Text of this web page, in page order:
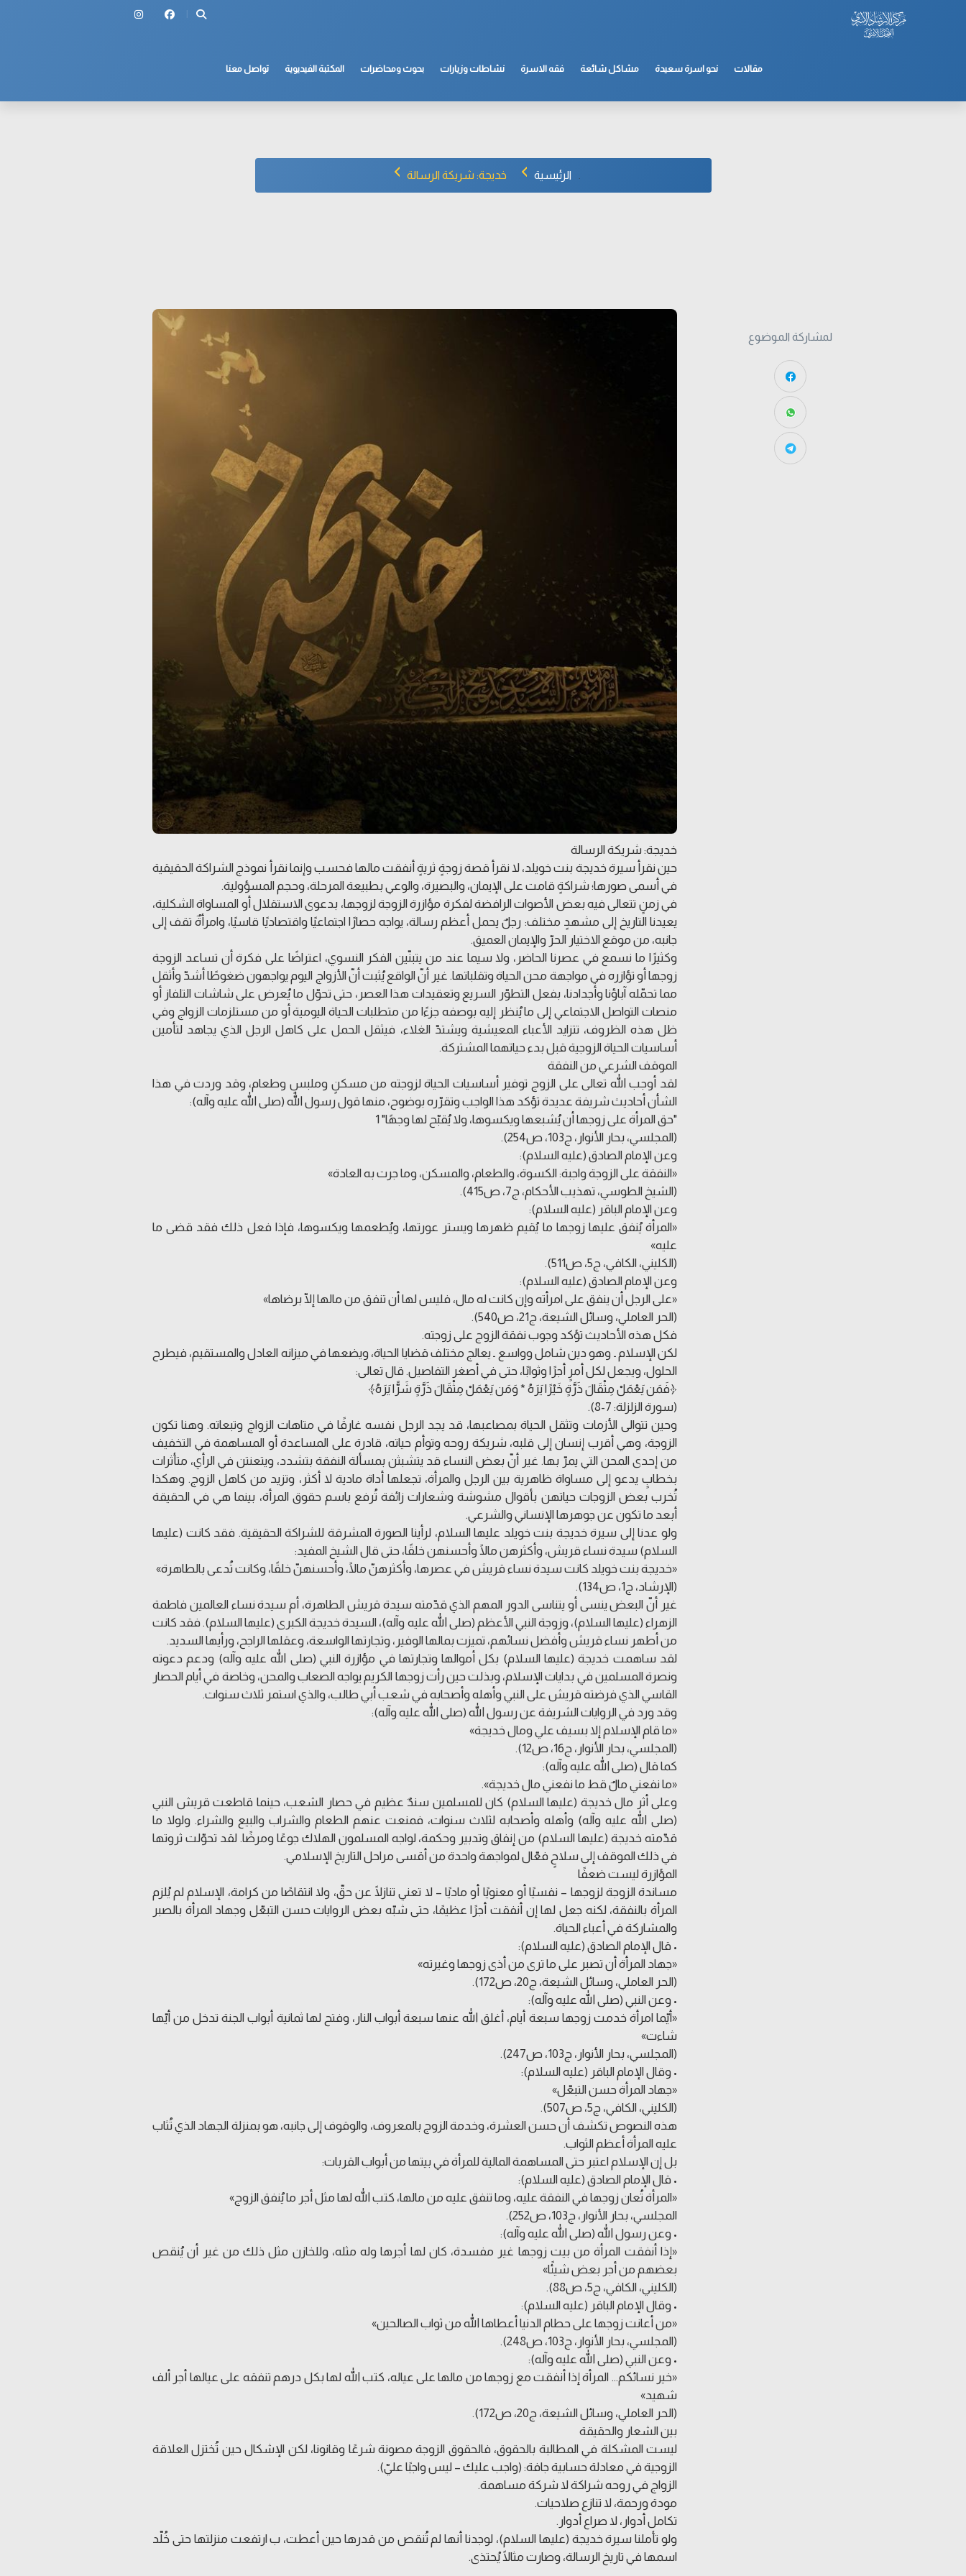
مقالات نحو اسرة سعيدة مشاكل شائعة فقه الاسرة نشاطات وزيارات بحوث ومحاضرات المكتبة الفيديوية تواصل معنا
الرئيسية خديجة: شريكة الرسالة
لمشاركة الموضوع
خديجة: شريكة الرسالة
حين نقرأ سيرة خديجة بنت خويلد، لا نقرأ قصة زوجةٍ ثريةٍ أنفقت مالها فحسب وإنما نقرأ نموذج الشراكة الحقيقية
في أسمى صورها؛ شراكةٍ قامت على الإيمان، والبصيرة، والوعي بطبيعة المرحلة، وحجم المسؤولية.
في زمنٍ تتعالى فيه بعض الأصوات الرافضة لفكرة مؤازرة الزوجة لزوجها، بدعوى الاستقلال أو المساواة الشكلية،
يعيدنا التاريخ إلى مشهدٍ مختلف: رجلٌ يحمل أعظم رسالة، يواجه حصارًا اجتماعيًا واقتصاديًا قاسيًا، وامرأةٌ تقف إلى
جانبه، من موقع الاختيار الحرّ والإيمان العميق.
وكثيرًا ما نسمع في عصرنا الحاضر، ولا سيما عند من يتبنّين الفكر النسوي، اعتراضًا على فكرة أن تساعد الزوجة
زوجها أو تؤازره في مواجهة محن الحياة وتقلباتها. غير أنّ الواقع يُثبت أنّ الأزواج اليوم يواجهون ضغوطًا أشدّ وأثقل
مما تحمّله آباؤنا وأجدادنا، بفعل التطوّر السريع وتعقيدات هذا العصر، حتى تحوّل ما يُعرض على شاشات التلفاز أو
منصات التواصل الاجتماعي إلى ما يُنظر إليه بوصفه جزءًا من متطلبات الحياة اليومية أو من مستلزمات الزواج وفي
ظل هذه الظروف، تتزايد الأعباء المعيشية ويشتدّ الغلاء، فيثقل الحمل على كاهل الرجل الذي يجاهد لتأمين
أساسيات الحياة الزوجية قبل بدء حياتهما المشتركة.
الموقف الشرعي من النفقة
لقد أوجب الله تعالى على الزوج توفير أساسيات الحياة لزوجته من مسكنٍ وملبسٍ وطعام، وقد وردت في هذا
الشأن أحاديث شريفة عديدة تؤكد هذا الواجب وتقرّره بوضوح، منها قول رسول الله (صلى الله عليه وآله):
"حق المرأة على زوجها أن يُشبعها ويكسوها، ولا يُقبّح لها وجهًا" 1
(المجلسي، بحار الأنوار، ج103، ص254).
وعن الإمام الصادق (عليه السلام):
«النفقة على الزوجة واجبة: الكسوة، والطعام، والمسكن، وما جرت به العادة»
(الشيخ الطوسي، تهذيب الأحكام، ج7، ص415).
وعن الإمام الباقر (عليه السلام):
«المرأة يُنفق عليها زوجها ما يُقيم ظهرها ويستر عورتها، ويُطعمها ويكسوها، فإذا فعل ذلك فقد قضى ما
عليه»
(الكليني، الكافي، ج5، ص511).
وعن الإمام الصادق (عليه السلام):
«على الرجل أن ينفق على امرأته وإن كانت له مال، فليس لها أن تنفق من مالها إلّا برضاها»
(الحر العاملي، وسائل الشيعة، ج21، ص540).
فكل هذه الأحاديث تؤكد وجوب نفقة الزوج على زوجته.
لكن الإسلام ـ وهو دين شامل وواسع ـ يعالج مختلف قضايا الحياة، ويضعها في ميزانه العادل والمستقيم، فيطرح
الحلول، ويجعل لكل أمرٍ أجرًا وثوابًا، حتى في أصغر التفاصيل. قال تعالى:
﴿فَمَن يَعْمَلْ مِثْقَالَ ذَرَّةٍ خَيْرًا يَرَهُ * وَمَن يَعْمَلْ مِثْقَالَ ذَرَّةٍ شَرًّا يَرَهُ﴾
(سورة الزلزلة: 7-8).
وحين تتوالى الأزمات وتثقل الحياة بمصاعبها، قد يجد الرجل نفسه غارقًا في متاهات الزواج وتبعاته. وهنا تكون
الزوجة، وهي أقرب إنسان إلى قلبه، شريكة روحه وتوأم حياته، قادرة على المساعدة أو المساهمة في التخفيف
من إحدى المحن التي يمرّ بها. غير أنّ بعض النساء قد يتشبثن بمسألة النفقة بتشدد، ويتعنتن في الرأي، متأثرات
بخطابٍ يدعو إلى مساواة ظاهرية بين الرجل والمرأة، تجعلها أداة مادية لا أكثر، وتزيد من كاهل الزوج. وهكذا
تُخرب بعض الزوجات حياتهن بأقوال مشوشة وشعارات زائفة تُرفع باسم حقوق المرأة، بينما هي في الحقيقة
أبعد ما تكون عن جوهرها الإنساني والشرعي.
ولو عدنا إلى سيرة خديجة بنت خويلد عليها السلام، لرأينا الصورة المشرقة للشراكة الحقيقية. فقد كانت (عليها
السلام) سيدة نساء قريش، وأكثرهن مالًا وأحسنهن خلقًا، حتى قال الشيخ المفيد:
«خديجة بنت خويلد كانت سيدة نساء قريش في عصرها، وأكثرهنّ مالًا، وأحسنهنّ خلقًا، وكانت تُدعى بالطاهرة»
(الإرشاد، ج1، ص134).
غير أنّ البعض ينسى أو يتناسى الدور المهم الذي قدّمته سيدة قريش الطاهرة، أم سيدة نساء العالمين فاطمة
الزهراء (عليها السلام)، وزوجة النبي الأعظم (صلى الله عليه وآله)، السيدة خديجة الكبرى (عليها السلام). فقد كانت
من أطهر نساء قريش وأفضل نسائهم، تميزت بمالها الوفير، وتجارتها الواسعة، وعقلها الراجح، ورأيها السديد.
لقد ساهمت خديجة (عليها السلام) بكل أموالها وتجارتها في مؤازرة النبي (صلى الله عليه وآله) ودعم دعوته
ونصرة المسلمين في بدايات الإسلام، وبذلت حين رأت زوجها الكريم يواجه الصعاب والمحن، وخاصة في أيام الحصار
القاسي الذي فرضته قريش على النبي وأهله وأصحابه في شعب أبي طالب، والذي استمر ثلاث سنوات.
وقد ورد في الروايات الشريفة عن رسول الله (صلى الله عليه وآله):
«ما قام الإسلام إلا بسيف علي ومال خديجة»
(المجلسي، بحار الأنوار، ج16، ص12).
كما قال (صلى الله عليه وآله):
«ما نفعني مالٌ قط ما نفعني مال خديجة».
وعلى أثر مال خديجة (عليها السلام) كان للمسلمين سندٌ عظيم في حصار الشعب، حينما قاطعت قريش النبي
(صلى الله عليه وآله) وأهله وأصحابه لثلاث سنوات، فمنعت عنهم الطعام والشراب والبيع والشراء. ولولا ما
قدّمته خديجة (عليها السلام) من إنفاق وتدبير وحكمة، لواجه المسلمون الهلاك جوعًا ومرضًا. لقد تحوّلت ثروتها
في ذلك الموقف إلى سلاحٍ فعّال لمواجهة واحدة من أقسى مراحل التاريخ الإسلامي.
المؤازرة ليست ضعفًا
مساندة الزوجة لزوجها – نفسيًا أو معنويًا أو ماديًا – لا تعني تنازلًا عن حقّ، ولا انتقاصًا من كرامة، الإسلام لم يُلزم
المرأة بالنفقة، لكنه جعل لها إن أنفقت أجرًا عظيمًا، حتى شبّه بعض الروايات حسن التبعّل وجهاد المرأة بالصبر
والمشاركة في أعباء الحياة.
• قال الإمام الصادق (عليه السلام):
«جهاد المرأة أن تصبر على ما ترى من أذى زوجها وغيرته»
(الحر العاملي، وسائل الشيعة، ج20، ص172).
• وعن النبي (صلى الله عليه وآله):
«أيّما امرأة خدمت زوجها سبعة أيام، أغلق الله عنها سبعة أبواب النار، وفتح لها ثمانية أبواب الجنة تدخل من أيّها
شاءت»
(المجلسي، بحار الأنوار، ج103، ص247).
• وقال الإمام الباقر (عليه السلام):
«جهاد المرأة حسن التبعّل»
(الكليني، الكافي، ج5، ص507).
هذه النصوص تكشف أن حسن العشرة، وخدمة الزوج بالمعروف، والوقوف إلى جانبه، هو بمنزلة الجهاد الذي تُثاب
عليه المرأة أعظم الثواب.
بل إن الإسلام اعتبر حتى المساهمة المالية للمرأة في بيتها من أبواب القربات:
• قال الإمام الصادق (عليه السلام):
«المرأة تُعان زوجها في النفقة عليه، وما تنفق عليه من مالها، كتب الله لها مثل أجر ما يُنفق الزوج»
المجلسي، بحار الأنوار، ج103، ص252).
• وعن رسول الله (صلى الله عليه وآله):
«إذا أنفقت المرأة من بيت زوجها غير مفسدة، كان لها أجرها وله مثله، وللخازن مثل ذلك من غير أن يُنقص
بعضهم من أجر بعض شيئًا»
(الكليني، الكافي، ج5، ص88).
• وقال الإمام الباقر (عليه السلام):
«من أعانت زوجها على حطام الدنيا أعطاها الله من ثواب الصالحين»
(المجلسي، بحار الأنوار، ج103، ص248).
• وعن النبي (صلى الله عليه وآله):
«خير نسائكم… المرأة إذا أنفقت مع زوجها من مالها على عياله، كتب الله لها بكل درهم تنفقه على عيالها أجر ألف
شهيد»
(الحر العاملي، وسائل الشيعة، ج20، ص172).
بين الشعار والحقيقة
ليست المشكلة في المطالبة بالحقوق، فالحقوق الزوجة مصونة شرعًا وقانونا، لكن الإشكال حين تُختزل العلاقة
الزوجية في معادلة حسابية جافة: (واجب عليك – ليس واجبًا عليّ).
الزواج في روحه شراكة لا شركة مساهمة.
مودة ورحمة، لا تنازع صلاحيات.
تكامل أدوار، لا صراع أدوار.
ولو تأملنا سيرة خديجة (عليها السلام)، لوجدنا أنها لم تُنقص من قدرها حين أعطت، ب ارتفعت منزلتها حتى خُلّد
اسمها في تاريخ الرسالة، وصارت مثالًا يُحتذى.